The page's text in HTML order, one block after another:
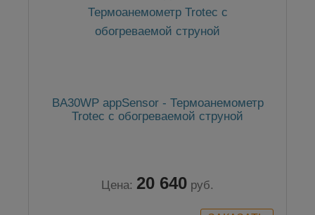
BA30WP appSensor - Термоанемометр
Trotec с обогреваемой струной
Цена: 20 640 руб.